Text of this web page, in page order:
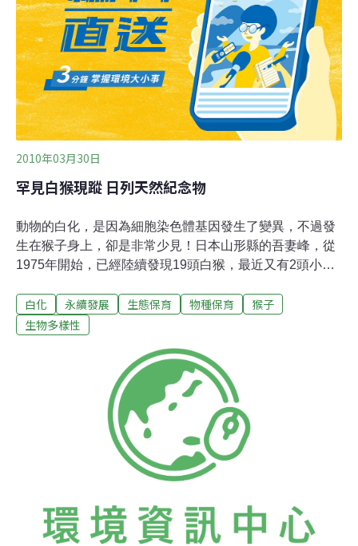
2010年03月30日
罕見白猴現蹤 日列天然紀念物
動物的白化，是因為細胞染色體基因發生了變異，不過發
生在猴子身上，卻是非常少見！日本山形縣的吾妻峰，從
1975年開始，已經陸續發現19頭白猴，最近又有2頭小白
牠們棲息在日本山形縣的吾妻峰，是日本政府指定的「天
然紀念物」，這2頭白猴在雪地裡打鬧，當地民眾還幫牠
白化 永續發展 生態保育 物種保育
猴子
生物多樣性